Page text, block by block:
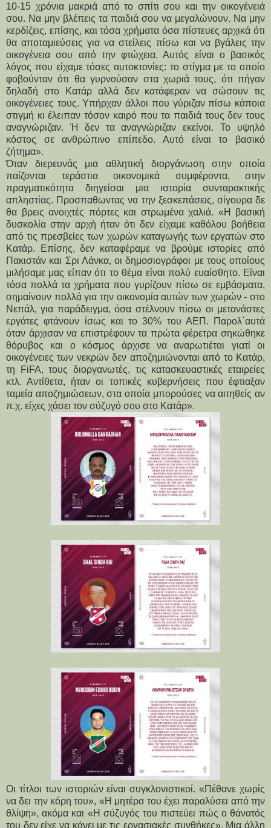
10-15 χρόνια μακριά από το σπίτι σου και την οικογένειά
σου. Να μην βλέπεις τα παιδιά σου να μεγαλώνουν. Να μην
κερδίζεις, επίσης, και τόσα χρήματα όσα πίστευες αρχικά ότι
θα αποταμιεύσεις για να στείλεις πίσω και να βγάλεις την
οικογένεια σου από την φτώχεια. Αυτός είναι ο βασικός
λόγος που είχαμε τόσες αυτοκτονίες: το στίγμα με το οποίο
φοβούνταν ότι θα γυρνούσαν στα χωριά τους, ότι πήγαν
δηλαδή στο Κατάρ αλλά δεν κατάφεραν να σώσουν τις
οικογένειες τους. Υπήρχαν άλλοι που γύριζαν πίσω κάποια
στιγμή κι έλειπαν τόσον καιρό που τα παιδιά τους δεν τους
αναγνώριζαν. Ή δεν τα αναγνώριζαν εκείνοι. Το υψηλό
κόστος σε ανθρώπινο επίπεδο. Αυτό είναι το βασικό
ζήτημα».
Όταν διερευνάς μια αθλητική διοργάνωση στην οποία
παίζονται τεράστια οικονομικά συμφέροντα, στην
πραγματικότητα διηγείσαι μια ιστορία συνταρακτικής
απληστίας. Προσπαθωντας να την ξεσκεπάσεις, σίγουρα δε
θα βρεις ανοιχτές πόρτες και στρωμένα χαλιά. «Η βασική
δυσκολία στην αρχή ήταν ότι δεν είχαμε καθόλου βοήθεια
από τις πρεσβείες των χωρών καταγωγής των εργατών στο
Κατάρ. Επίσης, δεν καταφέραμε να βρούμε ιστορίες από
Πακιστάν και Σρι Λάνκα, οι δημοσιογράφοι με τους οποίους
μιλήσαμε μας είπαν ότι το θέμα είναι πολύ ευαίσθητο. Είναι
τόσα πολλά τα χρήματα που γυρίζουν πίσω σε εμβάσματα,
σημαίνουν πολλά για την οικονομία αυτών των χωρών - στο
Νεπάλ, για παράδειγμα, όσα στέλνουν πίσω οι μετανάστες
εργάτες φτάνουν ίσως και το 30% του ΑΕΠ. Παρολ΄αυτά
όταν άρχισαν να επιστρέφουν τα πρώτα φέρετρα σηκώθηκε
θόρυβος και ο κόσμος άρχισε να αναρωτιέται γιατί οι
οικογένειες των νεκρών δεν αποζημιώνονται από το Κατάρ,
τη FiFA, τους διοργανωτές, τις κατασκευαστικές εταιρείες
κτλ. Αντίθετα, ήταν οι τοπικές κυβερνήσεις που έφτιαξαν
ταμεία αποζημιώσεων, στα οποία μπορούσες να αιτηθείς αν
π.χ. είχες χάσει τον σύζυγό σου στο Κατάρ».
Οι τίτλοι των ιστοριών είναι συγκλονιστικοί. «Πέθανε χωρίς
να δει την κόρη του», «Η μητέρα του έχει παραλύσει από την
θλίψη», ακόμα και «Η σύζυγός του πιστεύει πώς ο θάνατός
του δεν είχε να κάνει με τις εργασιακές συνθήκες». Μια άλλη